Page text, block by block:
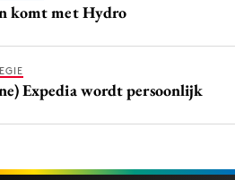
komt met Hydro
Expedia wordt persoonlijk